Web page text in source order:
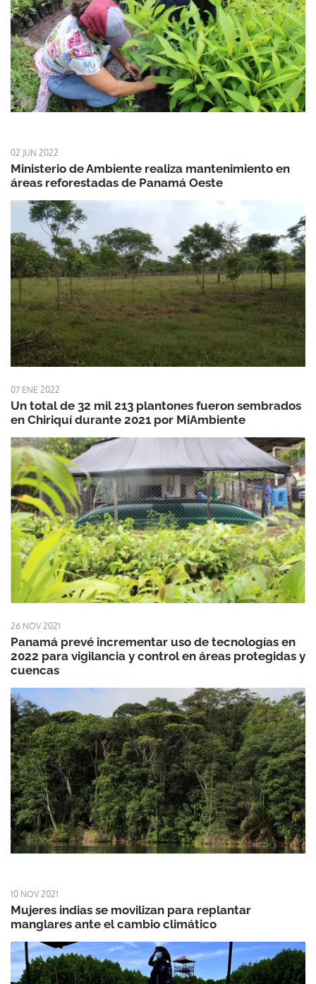
02 JUN 2022
Ministerio de Ambiente realiza mantenimiento en
áreas reforestadas de Panamá Oeste
07 ENE 2022
Un total de 32 mil 213 plantones fueron sembrados
en Chiriquí durante 2021 por MiAmbiente
26 NOV 2021
Panamá prevé incrementar uso de tecnologías en
2022 para vigilancia y control en áreas protegidas y
cuencas
10 NOV 2021
Mujeres indias se movilizan para replantar
manglares ante el cambio climático